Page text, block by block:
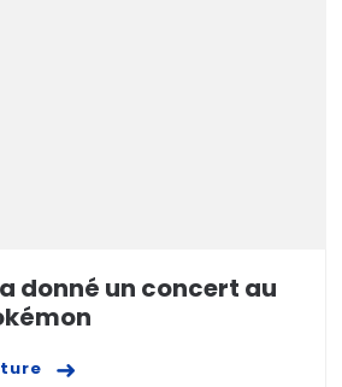
donné un concert au